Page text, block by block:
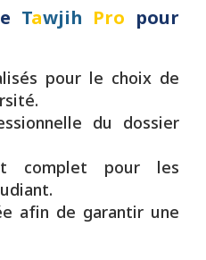
Tawjih Pro pour
pour le choix de
du dossier
complet pour les
afin de garantir une